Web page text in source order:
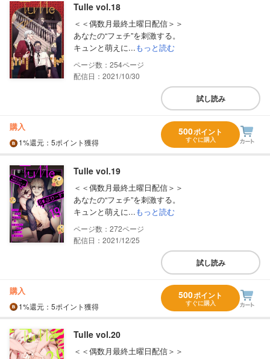
Tulle vol.18
＜＜偶数月最終土曜日配信＞＞
あなたの“フェチ”を刺激する。
キュンと萌えに...もっと読む
254
配信日：2021/10/30
試し読み
購入
1%還元 ：5ポイント獲得
500ポイント
すぐに購入
Tulle vol.19
＜＜偶数月最終土曜日配信＞＞
あなたの“フェチ”を刺激する。
キュンと萌えに...もっと読む
272
配信日：2021/12/25
試し読み
購入
1%還元 ：5ポイント獲得
500ポイント
すぐに購入
Tulle vol.20
＜＜偶数月最終土曜日配信＞＞